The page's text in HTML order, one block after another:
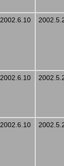
2002.6.10
2002.6.10
2002.6.10